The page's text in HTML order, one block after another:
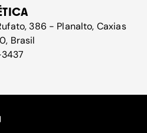
386 - Planalto, Caxias
Brasil